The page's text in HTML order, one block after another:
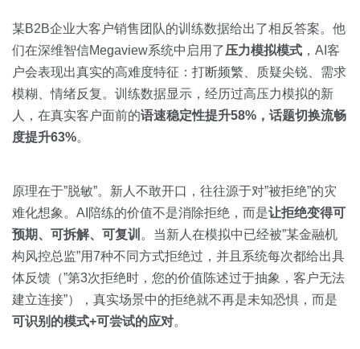
某B2B企业大客户销售团队的训练数据给出了相反答案。他
们在深维智信Megaview系统中启用了压力模拟模式 ，AI客
户会表现出真实的高难度特征：打断频繁、质疑尖锐、需求
模糊、情绪反复。训练数据显示，经历过高压力模拟的新
人，在真实客户面前的语速稳定性提升58%，话题切换流畅
度提升63%。
原理在于”脱敏”。新人不敢开口，往往源于对”被拒绝”的灾
难化想象。AI陪练的价值不是消除拒绝，而是让拒绝变得可
预期、可拆解、可复训 。当新人在模拟中已经被”某金融机
构风控总监”用7种不同方式拒绝过，并且系统每次都给出具
体反馈（”第3次拒绝时，您的价值陈述过于抽象，客户无法
建立连接”），真实场景中的拒绝就不再是未知恐惧，而是
可识别的模式+可尝试的应对。